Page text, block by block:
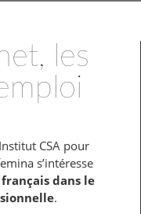
les
CSA pour
s’intéresse
dans le
.